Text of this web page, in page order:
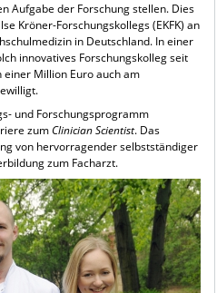
Aufgabe der Forschung stellen. Dies
Kröner-Forschungskollegs (EKFK) an
in Deutschland. In einer
innovatives Forschungskolleg seit
Million Euro auch am
und Forschungsprogramm
zumClinician Scientist. Das
von hervorragender selbstständiger
zum Facharzt.